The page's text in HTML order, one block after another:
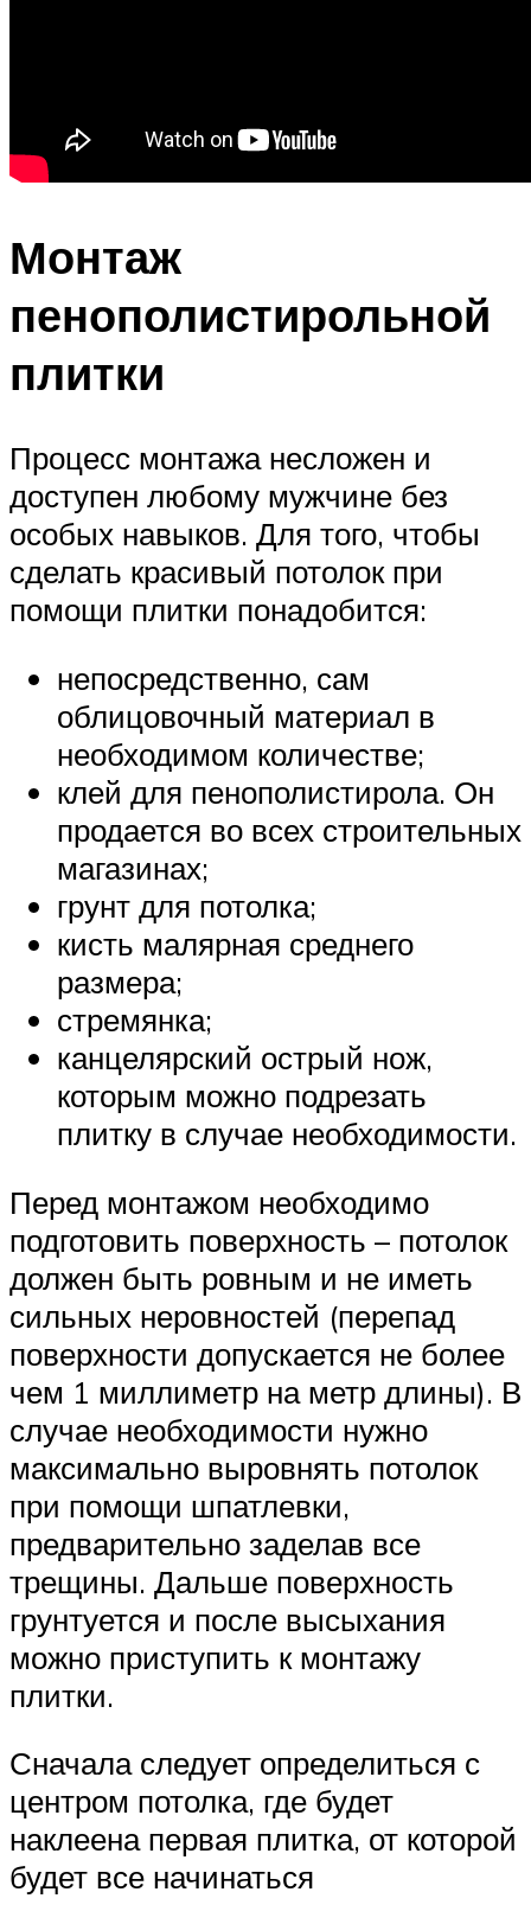
Монтаж
пенополистирольной
плитки
Процесс монтажа несложен и
доступен любому мужчине без
особых навыков. Для того, чтобы
сделать красивый потолок при
помощи плитки понадобится:
непосредственно, сам
облицовочный материал в
необходимом количестве;
клей для пенополистирола. Он
продается во всех строительных
магазинах;
грунт для потолка;
кисть малярная среднего
размера;
стремянка;
канцелярский острый нож,
которым можно подрезать
плитку в случае необходимости.
Перед монтажом необходимо
подготовить поверхность – потолок
должен быть ровным и не иметь
сильных неровностей (перепад
поверхности допускается не более
чем 1 миллиметр на метр длины). В
случае необходимости нужно
максимально выровнять потолок
при помощи шпатлевки,
предварительно заделав все
трещины. Дальше поверхность
грунтуется и после высыхания
можно приступить к монтажу
плитки.
Сначала следует определиться с
центром потолка, где будет
наклеена первая плитка, от которой
будет все начинаться